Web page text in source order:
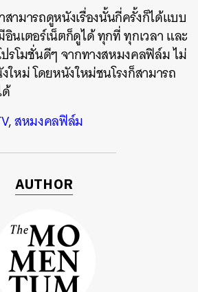
สามารถดูหนังเรื่องนั้นกี่ครั้งก็ได้แบบ
นเตอร์เน็ตก็ดูได้ ทุกที่ ทุกเวลา และ
รโมชั่นดีๆ จากทางสหมงคลฟิล์ม ไม่
ใหม่ โดยหนังใหม่ชนโรงก็สามารถ
,สหมงคลฟิล์ม
AUTHOR